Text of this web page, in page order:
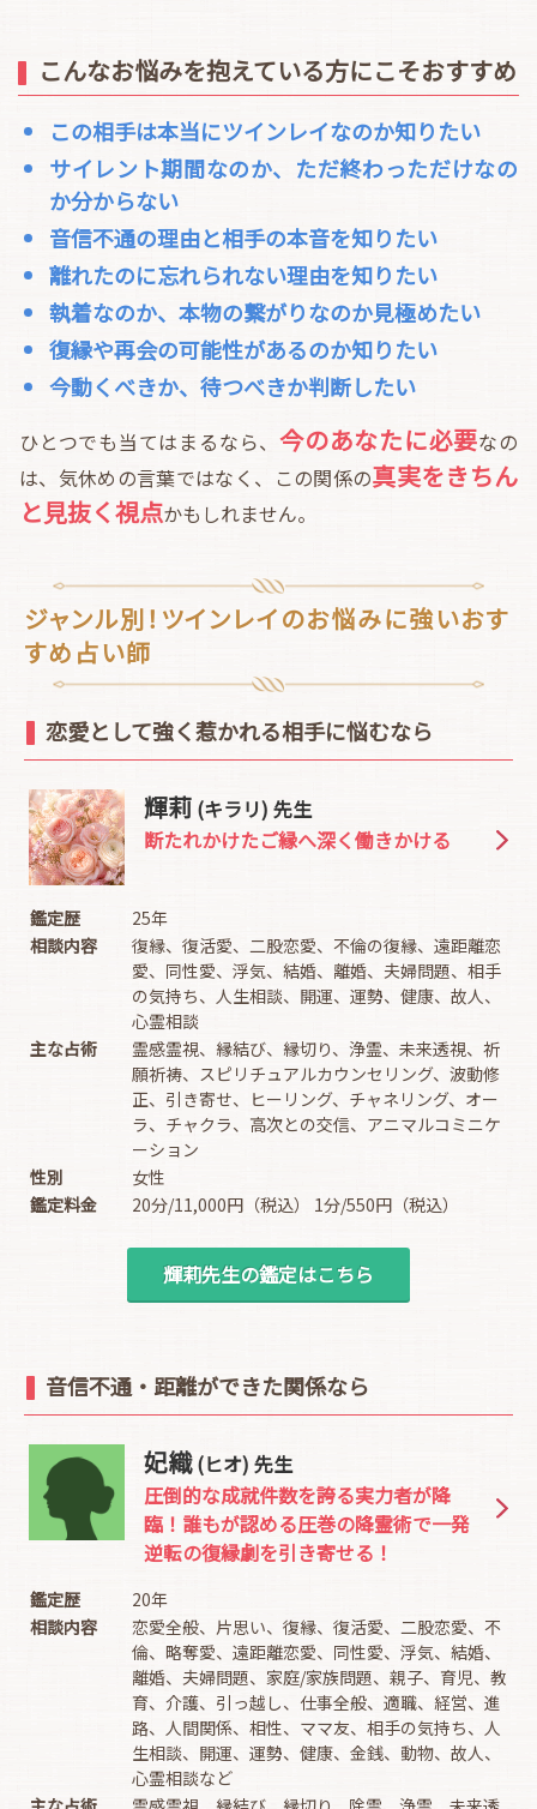
こんなお悩みを抱えている方にこそおすすめ
この相手は本当にツインレイなのか知りたい
サイレント期間なのか、ただ終わっただけなの
か分からない
音信不通の理由と相手の本音を知りたい
離れたのに忘れられない理由を知りたい
執着なのか、本物の繋がりなのか見極めたい
復縁や再会の可能性があるのか知りたい
今動くべきか、待つべきか判断したい
ひとつでも当てはまるなら、今のあなたに必要なの
は、気休めの言葉ではなく、この関係の真実をきちん
と見抜く視点かもしれません。
ジャンル別！ツインレイのお悩みに強いおす
すめ占い師
恋愛として強く惹かれる相手に悩むなら
輝莉 (キラリ) 先生
断たれかけたご縁へ深く働きかける
鑑定歴
25年
相談内容
復縁、復活愛、二股恋愛、不倫の復縁、遠距離恋
愛、同性愛、浮気、結婚、離婚、夫婦問題、相手
の気持ち、人生相談、開運、運勢、健康、故人、
心霊相談
主な占術
霊感霊視、縁結び、縁切り、浄霊、未来透視、祈
願祈祷、スピリチュアルカウンセリング、波動修
正、引き寄せ、ヒーリング、チャネリング、オー
ラ、チャクラ、高次との交信、アニマルコミニケ
ーション
性別
女性
鑑定料金
20分/11,000円（税込） 1分/550円（税込）
輝莉先生の鑑定はこちら
音信不通・距離ができた関係なら
妃織(ヒオ) 先生
圧倒的な成就件数を誇る実力者が降
臨！誰もが認める圧巻の降霊術で一発
逆転の復縁劇を引き寄せる！
鑑定歴
20年
相談内容
恋愛全般、片思い、復縁、復活愛、二股恋愛、不
倫、略奪愛、遠距離恋愛、同性愛、浮気、結婚、
離婚、夫婦問題、家庭/家族問題、親子、育児、教
育、介護、引っ越し、仕事全般、適職、経営、進
路、人間関係、相性、ママ友、相手の気持ち、人
生相談、開運、運勢、健康、金銭、動物、故人、
心霊相談など